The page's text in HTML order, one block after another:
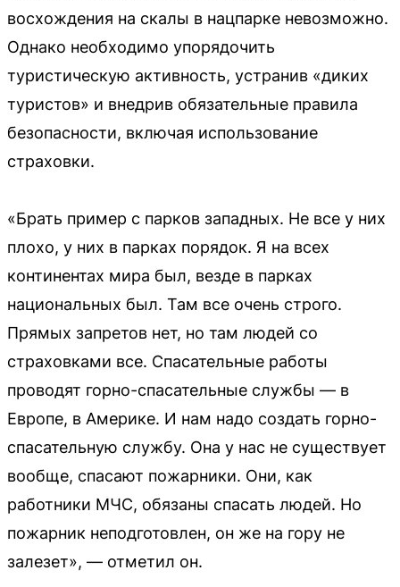
восхождения на скалы в нацпарке невозможно.
Однако необходимо упорядочить
туристическую активность, устранив «диких
туристов» и внедрив обязательные правила
безопасности, включая использование
страховки.
«Брать пример с парков западных. Не все у них
плохо, у них в парках порядок. Я на всех
континентах мира был, везде в парках
национальных был. Там все очень строго.
Прямых запретов нет, но там людей со
страховками все. Спасательные работы
проводят горно-спасательные службы — в
Европе, в Америке. И нам надо создать горно-
спасательную службу. Она у нас не существует
вообще, спасают пожарники. Они, как
работники МЧС, обязаны спасать людей. Но
пожарник неподготовлен, он же на гору не
залезет», — отметил он.